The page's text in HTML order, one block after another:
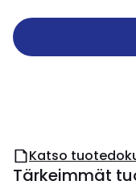
Katso
Tärkeimmät